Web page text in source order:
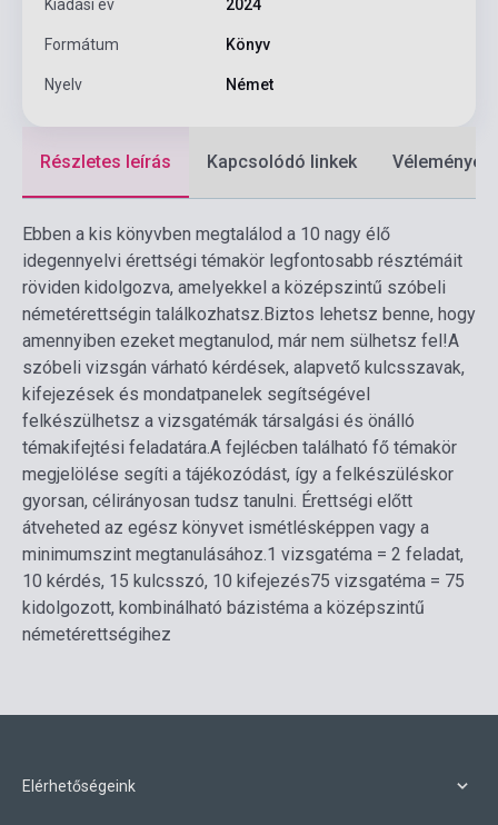
Kiadási év 2024
Formátum Könyv
Nyelv Német
Részletes leírás Kapcsolódó linkek Vélemények
Ebben a kis könyvben megtalálod a 10 nagy élő
idegennyelvi érettségi témakör legfontosabb résztémáit
röviden kidolgozva, amelyekkel a középszintű szóbeli
németérettségin találkozhatsz.Biztos lehetsz benne, hogy
amennyiben ezeket megtanulod, már nem sülhetsz fel!A
szóbeli vizsgán várható kérdések, alapvető kulcsszavak,
kifejezések és mondatpanelek segítségével
felkészülhetsz a vizsgatémák társalgási és önálló
témakifejtési feladatára.A fejlécben található fő témakör
megjelölése segíti a tájékozódást, így a felkészüléskor
gyorsan, célirányosan tudsz tanulni. Érettségi előtt
átveheted az egész könyvet ismétlésképpen vagy a
minimumszint megtanulásához.1 vizsgatéma = 2 feladat,
10 kérdés, 15 kulcsszó, 10 kifejezés75 vizsgatéma = 75
kidolgozott, kombinálható bázistéma a középszintű
németérettségihez
Elérhetőségeink